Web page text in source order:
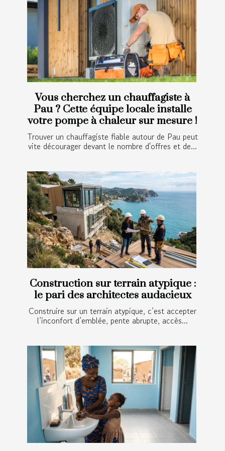
Vous cherchez un chauffagiste à
Pau ? Cette équipe locale installe
votre pompe à chaleur sur mesure !
Trouver un chauffagiste fiable autour de Pau peut
vite décourager devant le nombre d'offres et de...
Construction sur terrain atypique :
le pari des architectes audacieux
Construire sur un terrain atypique, c’est accepter
l’inconfort d’emblée, pente abrupte, accès...